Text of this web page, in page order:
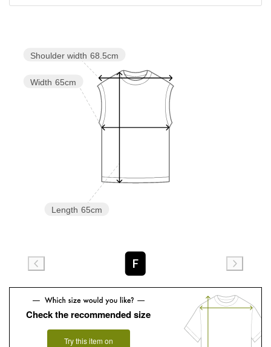
Length 65cm
Width 65cm
Shoulder width 68.5cm
F
Check the recommended size
Try this item on